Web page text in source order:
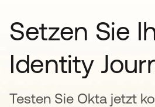
Setzen Sie
Identity
Testen Sie Okta jetzt